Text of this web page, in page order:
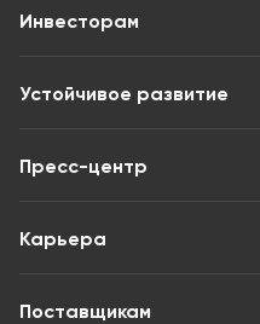
Инвесторам
Устойчивое развитие
Пресс-центр
Карьера
Поставщикам